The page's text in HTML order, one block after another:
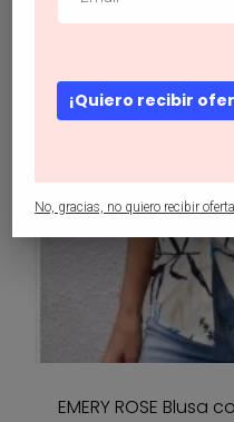
EMERY ROSE
¡Quiero recibir
No, gracias, no quiero recibir